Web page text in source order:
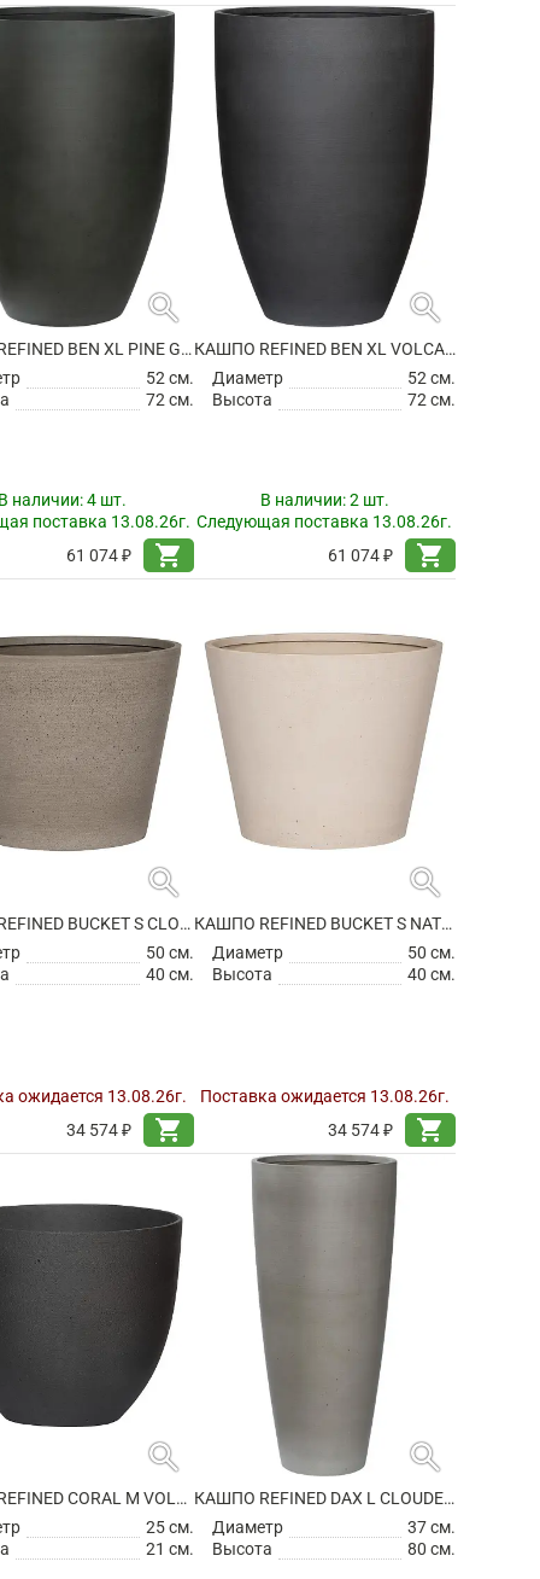
search
КАШПО REFINED BEN XL PINE GREEN
52 см.
72 см.
наличии:4 шт.
поставка 13.08.26г.
61 074 ₽
shopping_cart
search
КАШПО REFINED BEN XL VOLCANO BLACK
Диаметр
52 см.
Высота
72 см.
В наличии:2 шт.
Следующая поставка 13.08.26г.
61 074 ₽
shopping_cart
search
КАШПО REFINED BUCKET S CLOUDED GREY
50 см.
40 см.
ожидается 13.08.26г.
34 574 ₽
shopping_cart
search
КАШПО REFINED BUCKET S NATURAL WHITE
Диаметр
50 см.
Высота
40 см.
Поставка ожидается 13.08.26г.
34 574 ₽
shopping_cart
search
КАШПО REFINED CORAL M VOLCANO BLACK
25 см.
21 см.
search
КАШПО REFINED DAX L CLOUDED GREY
Диаметр
37 см.
Высота
80 см.